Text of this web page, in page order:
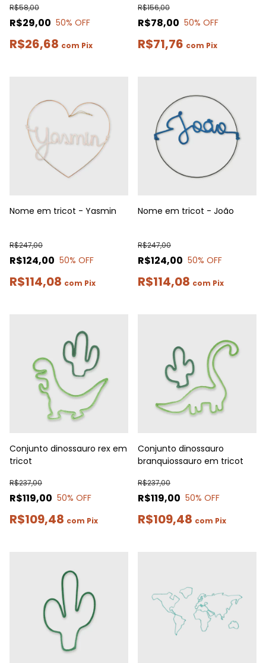
R$29,00
R$58,00
50% OFF
R$26,68 com Pix
R$78,00
R$156,00
50% OFF
R$71,76 com Pix
Nome em tricot - Yasmin
R$124,00
R$247,00
50% OFF
R$114,08 com Pix
Nome em tricot - João
R$124,00
R$247,00
50% OFF
R$114,08 com Pix
Conjunto dinossauro rex em
tricot
R$119,00
R$237,00
50% OFF
R$109,48 com Pix
Conjunto dinossauro
branquiossauro em tricot
R$119,00
R$237,00
50% OFF
R$109,48 com Pix